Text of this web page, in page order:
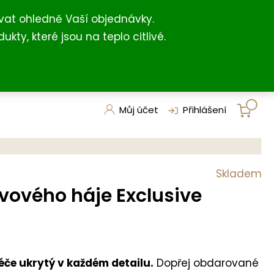
ohledně Vaší objednávky.
které jsou na teplo citlivé.
+420 731 127 211 (For English)
Můj účet Přihlášení
háje Exclusive
ukrytý v každém detailu. Dopřej obdarované
Skladem